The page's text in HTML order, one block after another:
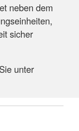
neben dem
sicher
unter